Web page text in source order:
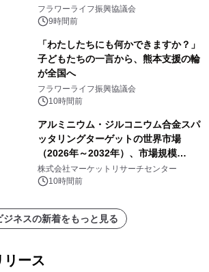
フラワーライフ振興協議会
9時間前
「わたしたちにも何かできますか？」
子どもたちの一言から、熊本支援の輪
が全国へ
フラワーライフ振興協議会
10時間前
アルミニウム・ジルコニウム合金スパ
ッタリングターゲットの世界市場
（2026年～2032年）、市場規模
（0.995、0.999、その他）・分析レポ
ートを発表
株式会社マーケットリサーチセンター
10時間前
ジネスの新着をもっと見る
リース